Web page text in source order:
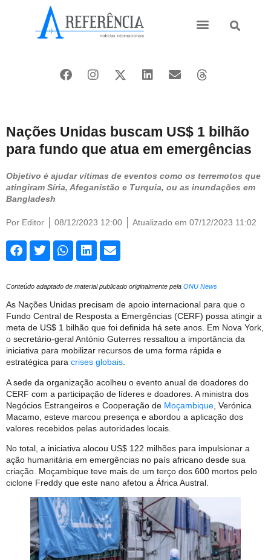
Nações Unidas buscam US$ 1 bilhão
para fundo que atua em emergências
Objetivo é ajudar vítimas de eventos como os terremotos que
atingiram Síria, Afeganistão e Turquia, ou as inundações em
Bangladesh
Por Editor 08/12/2023 12:00 Atualizado em 07/12/2023 11:02
Conteúdo adaptado de material publicado originalmente pela ONU News
As Nações Unidas precisam de apoio internacional para que o
Fundo Central de Resposta a Emergências (CERF) possa atingir a
meta de US$ 1 bilhão que foi definida há sete anos. Em Nova York,
o secretário-geral António Guterres ressaltou a importância da
iniciativa para mobilizar recursos de uma forma rápida e
estratégica para crises globais.
A sede da organização acolheu o evento anual de doadores do
CERF com a participação de líderes e doadores. A ministra dos
Negócios Estrangeiros e Cooperação de Moçambique , Verónica
Macamo, esteve marcou presença e abordou a aplicação dos
valores recebidos pelas autoridades locais.
No total, a iniciativa alocou US$ 122 milhões para impulsionar a
ação humanitária em emergências no país africano desde sua
criação. Moçambique teve mais de um terço dos 600 mortos pelo
ciclone Freddy que este nano afetou a África Austral.